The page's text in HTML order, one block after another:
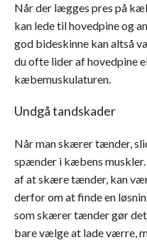
Når der lægges pres på
kan lede til hovedpine og
god bideskinne kan altså
du ofte lider af hovedpine
kæbemuskulaturen.
Undgå tandskader
Når man skærer tænder,
spænder i kæbens
af at skære tænder, kan
derfor om at finde en
som skærer tænder gør
bare vælge at lade værre,